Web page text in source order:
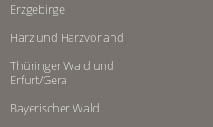
Erzgebirge
Harz und Harzvorland
Thüringer Wald und
Erfurt/Gera
Bayerischer Wald